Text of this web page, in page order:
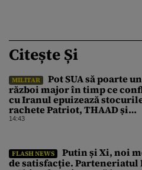
Citește Și
MILITAR
Pot SUA să poarte
război major în timp ce
cu Iranul epuizează
rachete Patriot, THAAD și
Tomahawk?
14:43
FLASH NEWS
Putin și Xi, noi
de satisfacție. Parteneriatul